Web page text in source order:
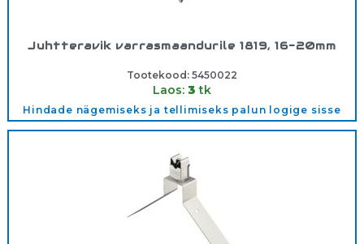
Juhtteravik varrasmaandurile 1819, 16-20mm
Tootekood: 5450022
Laos: 3 tk
Hindade nägemiseks ja tellimiseks palun logige sisse